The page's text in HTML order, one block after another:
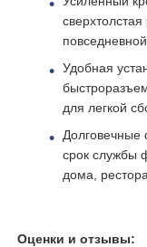
снабжение
патрон
Мембрана RO
Удобная
для легкой
Долговечные
срок службы
дома,
Оценки и отзывы: